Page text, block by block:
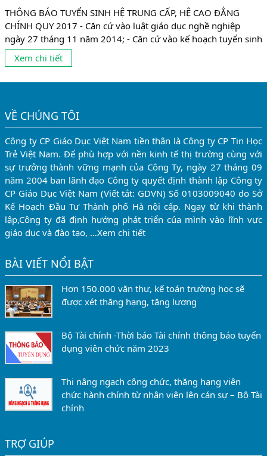
THÔNG BÁO TUYỂN SINH HỆ TRUNG CẤP, HỆ CAO ĐẲNG
CHÍNH QUY 2017 - Căn cứ vào luật giáo dục nghề nghiệp
ngày 27 tháng 11 năm 2014; - Căn cứ vào kế hoạch tuyển sinh
năm học 2017-2018. Trường Cao đẳng nghề Văn Lang Hà Nội
thông báo tuyển sinh năm 2017-2018 như sau: HỆ CAO ĐẲNG
Xem chi tiết
VỀ CHÚNG TÔI
Công ty CP Giáo Dục Việt Nam tiền thân là Công ty CP Tin Học
Trẻ Việt Nam. Để phù hợp với nền kinh tế thị trường cùng với
sự trưởng thành vững mạnh của Công Ty, ngày 27 tháng 09
năm 2004 ban lãnh đạo Công ty quyết định thành lập Công ty
CP Giáo Dục Việt Nam (Viết tắt: GDVN) Số 0103009040 do Sở
Kế Hoạch Đầu Tư Thành phố Hà nội cấp. Ngay từ khi thành
lập,Công ty đã định hướng phát triển của mình vào lĩnh vực
giáo dục và đào tạo, …Xem chi tiết
BÀI VIẾT NỔI BẬT
Hơn 150.000 văn thư, kế toán trường học sẽ
được xét thăng hạng, tăng lương
Bộ Tài chính -Thời báo Tài chính thông báo tuyển
dụng viên chức năm 2023
Thi nâng ngạch công chức, thăng hạng viên
chức hành chính từ nhân viên lên cán sự – Bộ Tài
chính
TRỢ GIÚP